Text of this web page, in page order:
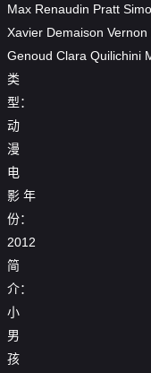
Max Renaudin Pratt
Xavier Demaison Vernon
Genoud Clara Quilichini
类
型：
动
漫
电
影 年
份：
2012
简
介：
小
男
孩